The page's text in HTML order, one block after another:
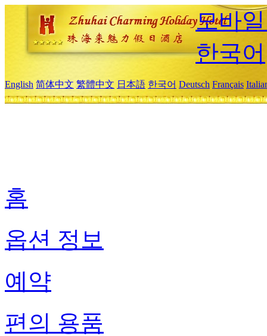
모바
한국어
English 简体中文 繁體中文 日本語 한국어 Deutsch Français
홈
옵션 정보
예약
편의 용품